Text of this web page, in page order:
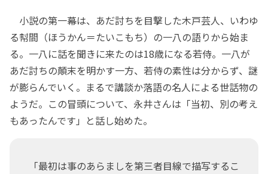
小説の第一幕は、あだ討ちを目撃した木戸芸人、いわゆ
る幇間（ほうかん＝たいこもち）の一八の語りから始ま
る。一八に話を聞きに来たのは18歳になる若侍。一八が
あだ討ちの顛末を明かす一方、若侍の素性は分からず、謎
が膨らんでいく。まるで講談か落語の名人による世話物の
ようだ。この冒頭について、永井さんは「当初、別の考え
もあったんです」と話し始めた。
「最初は事のあらましを第三者目線で描写するこ